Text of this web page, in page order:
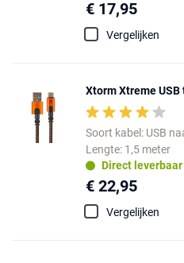
€ 17,95
Vergelijken
Xtorm Xtreme USB
Soort kabel: USB
Lengte: 1,5 meter
Direct leverbaar
€ 22,95
Vergelijken